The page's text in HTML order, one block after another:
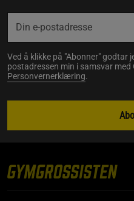
Ved å klikke på "Abonner" godtar
postadressen min i samsvar med
Personvernerklæring.